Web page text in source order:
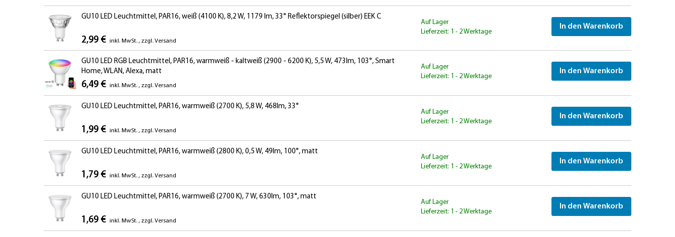
GU10 LED Leuchtmittel, PAR16, weiß (4100 K), 8,2 W, 1179 lm, 33° Reflektorspiegel (silber) EEK C
2,99 € inkl. MwSt. , zzgl. Versand
Auf Lager
Lieferzeit: 1 - 2 Werktage
In den Warenkorb
GU10 LED RGB Leuchtmittel, PAR16, warmweiß - kaltweiß (2900 - 6200 K), 5,5 W, 473lm, 103°, Smart
Home, WLAN, Alexa, matt
6,49 € inkl. MwSt. , zzgl. Versand
Auf Lager
Lieferzeit: 1 - 2 Werktage
In den Warenkorb
GU10 LED Leuchtmittel, PAR16, warmweiß (2700 K), 5,8 W, 468lm, 33°
1,99 € inkl. MwSt. , zzgl. Versand
Auf Lager
Lieferzeit: 1 - 2 Werktage
In den Warenkorb
GU10 LED Leuchtmittel, PAR16, warmweiß (2800 K), 0,5 W, 49lm, 100°, matt
1,79 € inkl. MwSt. , zzgl. Versand
Auf Lager
Lieferzeit: 1 - 2 Werktage
In den Warenkorb
GU10 LED Leuchtmittel, PAR16, warmweiß (2700 K), 7 W, 630lm, 103°, matt
1,69 € inkl. MwSt. , zzgl. Versand
Auf Lager
Lieferzeit: 1 - 2 Werktage
In den Warenkorb